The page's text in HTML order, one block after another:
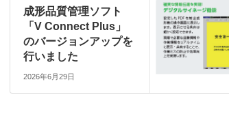
成形品質管理ソフト
「V Connect Plus」
のバージョンアップを
行いました
2026年6月29日